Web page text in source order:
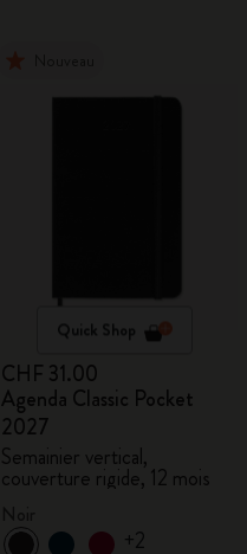
Quick Shop
CHF 31.00
Agenda Classic Pocket
2027
Semainier vertical,
couverture rigide, 12 mois
+2